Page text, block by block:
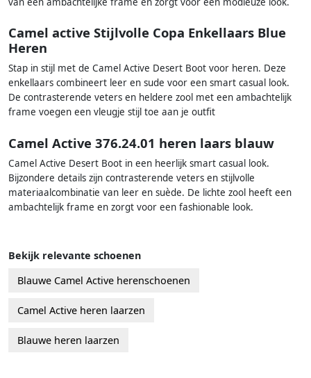
Camel active Stijlvolle Copa Enkellaars Blue
Heren
Stap in stijl met de Camel Active Desert Boot voor heren. Deze
enkellaars combineert leer en sude voor een smart casual look.
De contrasterende veters en heldere zool met een ambachtelijk
frame voegen een vleugje stijl toe aan je outfit
Camel Active 376.24.01 heren laars blauw
Camel Active Desert Boot in een heerlijk smart casual look.
Bijzondere details zijn contrasterende veters en stijlvolle
materiaalcombinatie van leer en suède. De lichte zool heeft een
ambachtelijk frame en zorgt voor een fashionable look.
Bekijk relevante schoenen
Blauwe Camel Active herenschoenen
Camel Active heren laarzen
Blauwe heren laarzen